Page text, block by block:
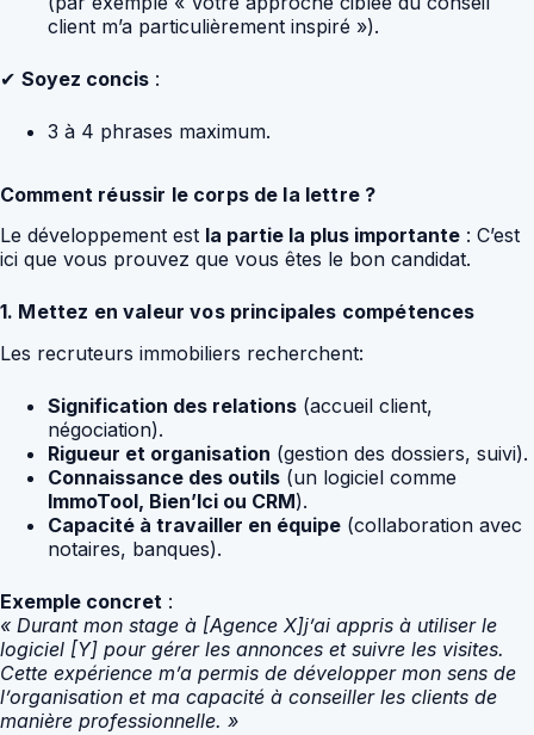
client m’a particulièrement inspiré »).
✔ Soyez concis :
3 à 4 phrases maximum.
Comment réussir le corps de la lettre ?
Le développement est la partie la plus importante : C’est
ici que vous prouvez que vous êtes le bon candidat.
1. Mettez en valeur vos principales compétences
Les recruteurs immobiliers recherchent:
Signification des relations (accueil client,
négociation).
Rigueur et organisation (gestion des dossiers, suivi).
Connaissance des outils (un logiciel comme
ImmoTool, Bien’Ici ou CRM).
Capacité à travailler en équipe (collaboration avec
notaires, banques).
Exemple concret :
« Durant mon stage à [Agence X]j’ai appris à utiliser le
logiciel [Y] pour gérer les annonces et suivre les visites.
Cette expérience m’a permis de développer mon sens de
l’organisation et ma capacité à conseiller les clients de
manière professionnelle. »